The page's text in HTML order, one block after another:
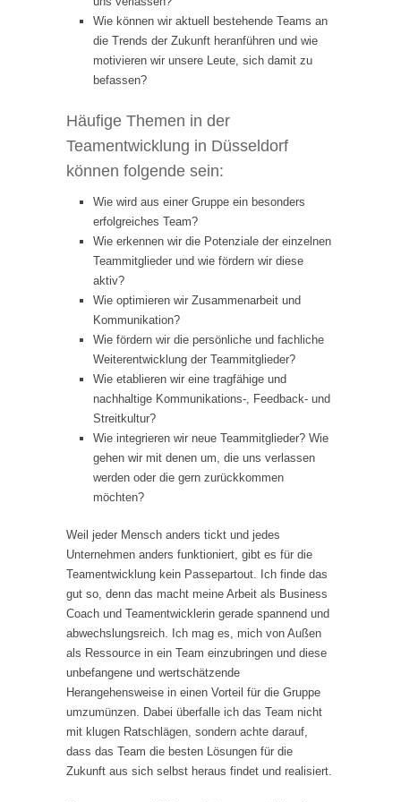
Wie können wir aktuell bestehende Teams an
die Trends der Zukunft heranführen und wie
motivieren wir unsere Leute, sich damit zu
befassen?
Häufige Themen in der
Teamentwicklung in Düsseldorf
können folgende sein:
Wie wird aus einer Gruppe ein besonders
erfolgreiches Team?
Wie erkennen wir die Potenziale der einzelnen
Teammitglieder und wie fördern wir diese
aktiv?
Wie optimieren wir Zusammenarbeit und
Kommunikation?
Wie fördern wir die persönliche und fachliche
Weiterentwicklung der Teammitglieder?
Wie etablieren wir eine tragfähige und
nachhaltige Kommunikations-, Feedback- und
Streitkultur?
Wie integrieren wir neue Teammitglieder? Wie
gehen wir mit denen um, die uns verlassen
werden oder die gern zurückkommen
möchten?
Weil jeder Mensch anders tickt und jedes
Unternehmen anders funktioniert, gibt es für die
Teamentwicklung kein Passepartout. Ich finde das
gut so, denn das macht meine Arbeit als Business
Coach und Teamentwicklerin gerade spannend und
abwechslungsreich. Ich mag es, mich von Außen
als Ressource in ein Team einzubringen und diese
unbefangene und wertschätzende
Herangehensweise in einen Vorteil für die Gruppe
umzumünzen. Dabei überfalle ich das Team nicht
mit klugen Ratschlägen, sondern achte darauf,
dass das Team die besten Lösungen für die
Zukunft aus sich selbst heraus findet und realisiert.